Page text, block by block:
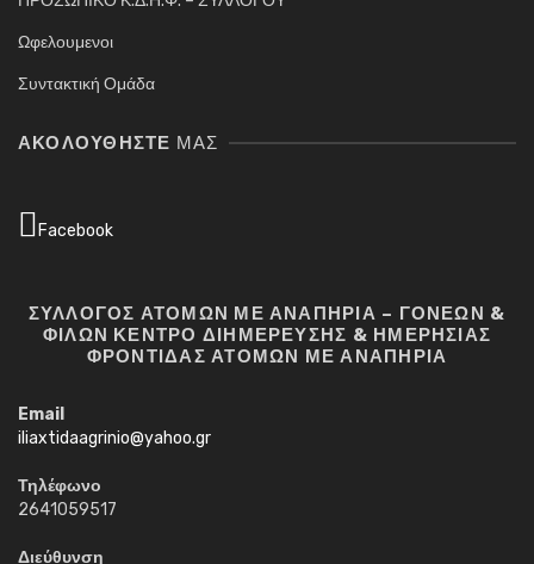
Ωφελουμενοι
Συντακτική Ομάδα
ΑΚΟΛΟΥΘΉΣΤΕ ΜΑΣ
Facebook
ΣΥΛΛΟΓΟΣ ΑΤΟΜΩΝ ΜΕ ΑΝΑΠΗΡΙΑ – ΓΟΝΕΩΝ &
ΦΙΛΩΝ ΚΕΝΤΡΟ ΔΙΗΜΕΡΕΥΣΗΣ & ΗΜΕΡΗΣΙΑΣ
ΦΡΟΝΤΙΔΑΣ ΑΤΟΜΩΝ ΜΕ ΑΝΑΠΗΡΙΑ
Email
iliaxtidaagrinio@yahoo.gr
Τηλέφωνο
2641059517
Διεύθυνση